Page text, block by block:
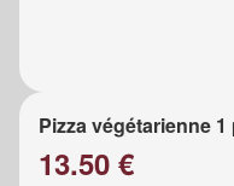
Pizza végétarienne 1
13.50 €